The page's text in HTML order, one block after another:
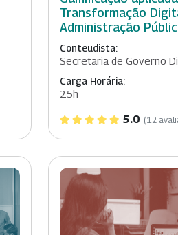
Transformação
Administração
Conteudista:
Secretaria de Governo
Carga Horária:
25h
5.0 (12